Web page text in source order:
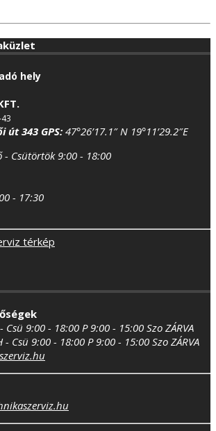
hely
út 343 GPS: 47°26’17.1″ N 19°11’29.2″E
- Csütörtök 9:00 - 18:00
- 17:30
Csü 9:00 - 18:00 P 9:00 - 15:00 Szo ZÁRVA
- Csü 9:00 - 18:00 P 9:00 - 15:00 Szo ZÁRVA